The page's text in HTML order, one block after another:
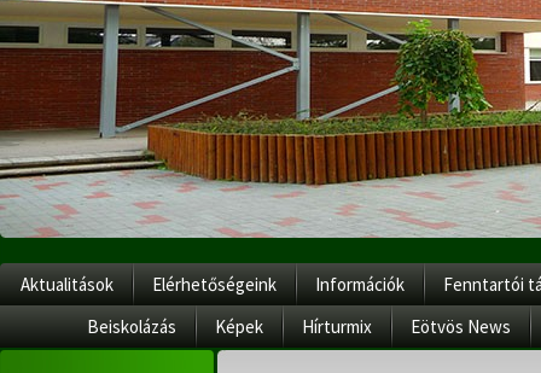
Aktualitások Elérhetőségeink Információk
Fenntartói
Beiskolázás
Képek Hírturmix Eötvös News